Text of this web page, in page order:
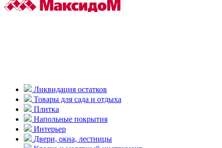
Ликвидация остатков
Товары для сада и отдыха
Плитка
Напольные покрытия
Интерьер
Двери, окна, лестницы